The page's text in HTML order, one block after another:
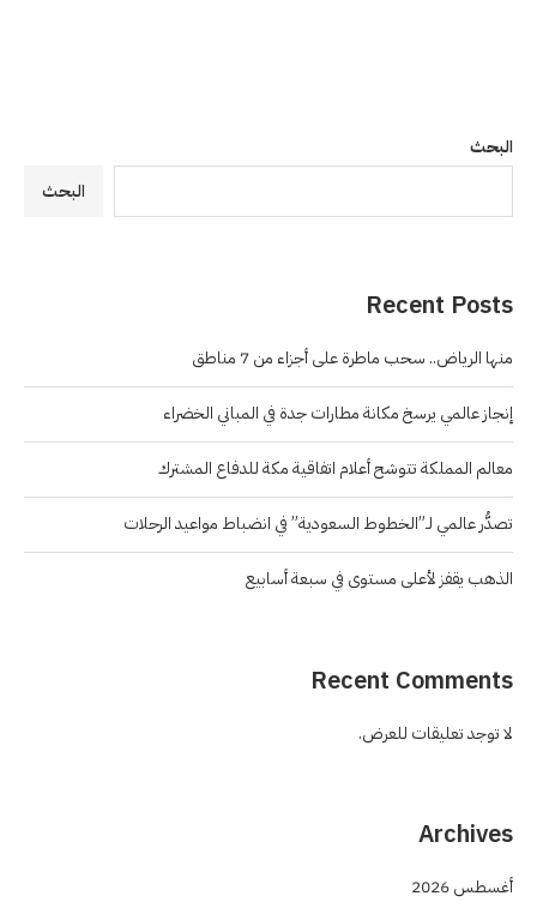
البحث
البحث
Recent Posts
منها الرياض.. سحب ماطرة على أجزاء من 7 مناطق
إنجاز عالمي يرسخ مكانة مطارات جدة في المباني الخضراء
معالم المملكة تتوشح أعلام اتفاقية مكة للدفاع المشترك
تصدُّر عالمي لـ”الخطوط السعودية” في انضباط مواعيد الرحلات
الذهب يقفز لأعلى مستوى في سبعة أسابيع
Recent Comments
لا توجد تعليقات للعرض.
Archives
أغسطس 2026